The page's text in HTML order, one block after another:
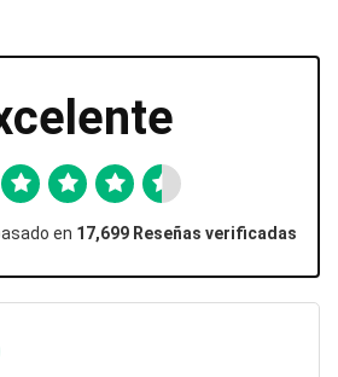
en 17,699 Reseñas verificadas